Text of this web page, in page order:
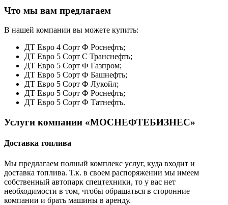
Что мы вам предлагаем
В нашей компании вы можете купить:
ДТ Евро 4 Сорт Ф Роснефть;
ДТ Евро 5 Сорт С Транснефть;
ДТ Евро 5 Сорт Ф Газпром;
ДТ Евро 5 Сорт Ф Башнефть;
ДТ Евро 5 Сорт Ф Лукойл;
ДТ Евро 5 Сорт Ф Роснефть;
ДТ Евро 5 Сорт Ф Татнефть.
Услуги компании «МОСНЕФТЕБИЗНЕС»
Доставка топлива
Мы предлагаем полный комплекс услуг, куда входит и
доставка топлива. Т.к. в своем распоряжении мы имеем
собственный автопарк спецтехники, то у вас нет
необходимости в том, чтобы обращаться в сторонние
компании и брать машины в аренду.